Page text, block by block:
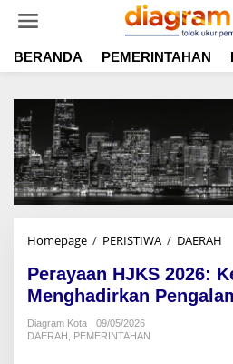
t
BERANDA PEMERINTAHAN
Homepage / PERISTIWA / DAERAH
r
a
Perayaan HJKS 2026:
Menghadirkan
Diagram Kota
09/05/2026
DAERAH
PEMERINTAHAN